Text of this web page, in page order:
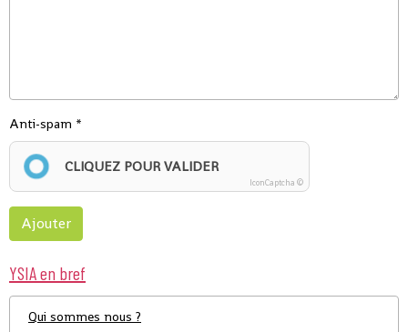
Anti-spam
CLIQUEZ POUR VALIDER
IconCaptcha ©
Ajouter
YSIA en bref
Qui sommes nous ?